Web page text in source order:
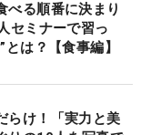
べる順番に決まり
セミナーで習っ
は？【食事編】
らけ！「実力と美